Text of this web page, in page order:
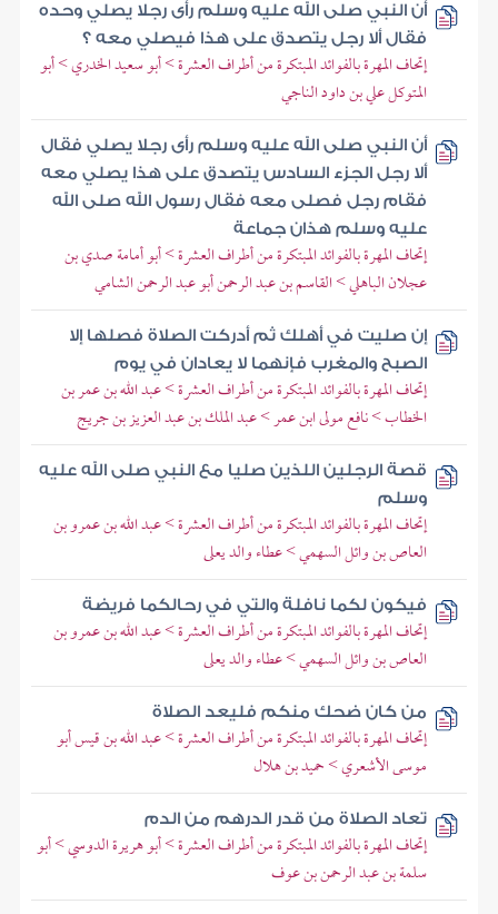
أن النبي صلى الله عليه وسلم رأى رجلا يصلي وحده
فقال ألا رجل يتصدق على هذا فيصلي معه ؟
إتحاف المهرة بالفوائد المبتكرة من أطراف العشرة > أبو سعيد الخدري > أبو
المتوكل علي بن داود الناجي
أن النبي صلى الله عليه وسلم رأى رجلا يصلي فقال
ألا رجل الجزء السادس يتصدق على هذا يصلي معه
فقام رجل فصلى معه فقال رسول الله صلى الله
عليه وسلم هذان جماعة
إتحاف المهرة بالفوائد المبتكرة من أطراف العشرة > أبو أمامة صدي بن
عجلان الباهلي > القاسم بن عبد الرحمن أبو عبد الرحمن الشامي
إن صليت في أهلك ثم أدركت الصلاة فصلها إلا
الصبح والمغرب فإنهما لا يعادان في يوم
إتحاف المهرة بالفوائد المبتكرة من أطراف العشرة > عبد الله بن عمر بن
الخطاب > نافع مولى ابن عمر > عبد الملك بن عبد العزيز بن جريج
قصة الرجلين اللذين صليا مع النبي صلى الله عليه
وسلم
إتحاف المهرة بالفوائد المبتكرة من أطراف العشرة > عبد الله بن عمرو بن
العاص بن وائل السهمي > عطاء والد يعلى
فيكون لكما نافلة والتي في رحالكما فريضة
إتحاف المهرة بالفوائد المبتكرة من أطراف العشرة > عبد الله بن عمرو بن
العاص بن وائل السهمي > عطاء والد يعلى
من كان ضحك منكم فليعد الصلاة
إتحاف المهرة بالفوائد المبتكرة من أطراف العشرة > عبد الله بن قيس أبو
موسى الأشعري > حميد بن هلال
تعاد الصلاة من قدر الدرهم من الدم
إتحاف المهرة بالفوائد المبتكرة من أطراف العشرة > أبو هريرة الدوسي > أبو
سلمة بن عبد الرحمن بن عوف